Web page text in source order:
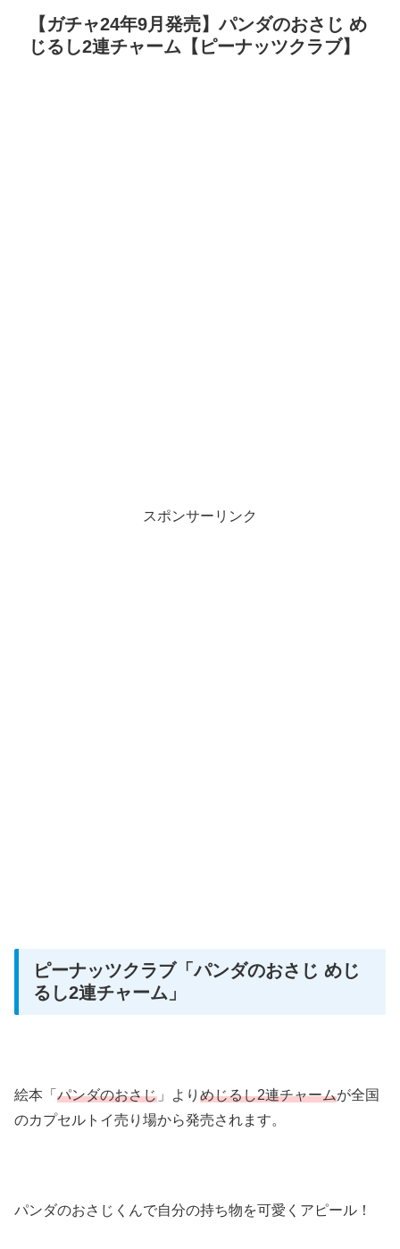
【ガチャ24年9月発売】パンダのおさじ め
じるし2連チャーム【ピーナッツクラブ】
スポンサーリンク
ピーナッツクラブ「パンダのおさじ めじ
るし2連チャーム」
絵本「 パンダのおさじ 」より めじるし2連チャームが全国
のカプセルトイ売り場から発売されます。
パンダのおさじくんで自分の持ち物を可愛くアピール！